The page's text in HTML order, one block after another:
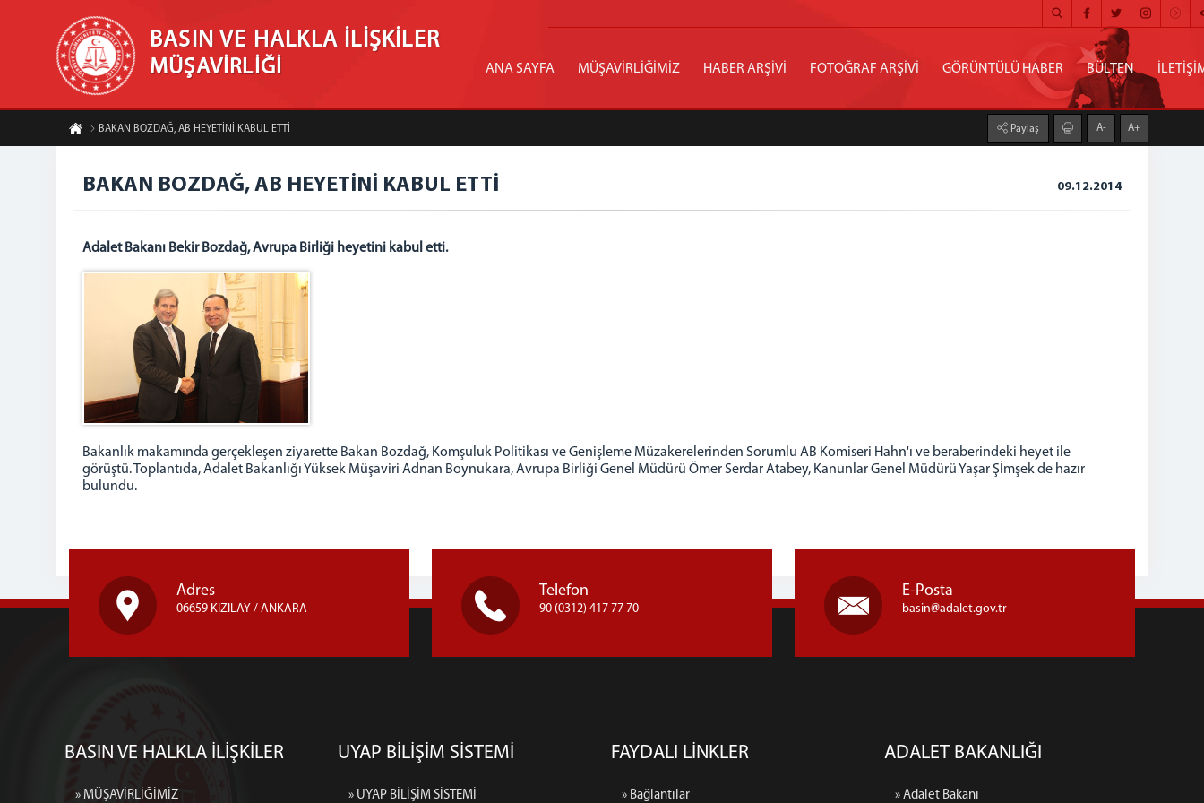
BASIN VE HALKLA İLİŞKİLER
MÜŞAVİRLİĞİ ANA SAYFA MÜŞAVİRLİĞİMİZ HABER ARŞİVİ FOTOĞRAF ARŞİVİ GÖRÜNTÜLÜ HABER BÜLTEN
BAKAN BOZDAĞ, AB HEYETİNİ KABUL ETTİ Paylaş A- A+
BAKAN BOZDAĞ, AB HEYETİNİ KABUL ETTİ 09.12.2014
Adalet Bakanı Bekir Bozdağ, Avrupa Birliği heyetini kabul etti.
Bakanlık makamında gerçekleşen ziyarette Bakan Bozdağ, Komşuluk Politikası ve Genişleme Müzakerelerinden Sorumlu AB Komiseri Hahn'ı ve beraberindeki heyet ile
görüştü. Toplantıda, Adalet Bakanlığı Yüksek Müşaviri Adnan Boynukara, Avrupa Birliği Genel Müdürü Ömer Serdar Atabey, Kanunlar Genel Müdürü Yaşar Şİmşek de hazır
bulundu.
Adres
06659 KIZILAY / ANKARA
Telefon
90 (0312) 417 77 70
E-Posta
basin adalet.gov.tr
BASIN VE HALKLA İLİŞKİLER
» MÜŞAVİRLİĞİMİZ
UYAP BİLİŞİM SİSTEMİ
» UYAP BİLİŞİM SİSTEMİ
FAYDALI LİNKLER
» Bağlantılar
ADALET BAKANLIĞI
» Adalet Bakanı